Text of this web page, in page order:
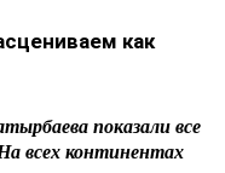
как
показали все
всех континентах